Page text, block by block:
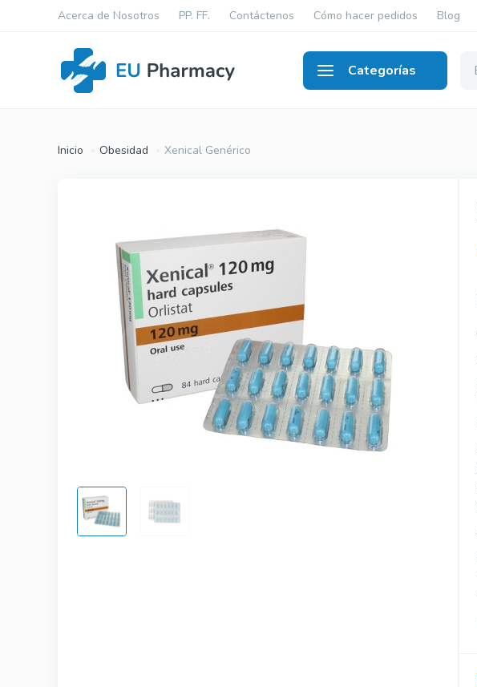
Acerca de Nosotros PP. FF. Contáctenos Cómo hacer pedidos Blog
Categorías
Cialis Original
Levitra Original
Kamagra
Avana
Viagra Profesional
Inicio Obesidad Xenical Genérico